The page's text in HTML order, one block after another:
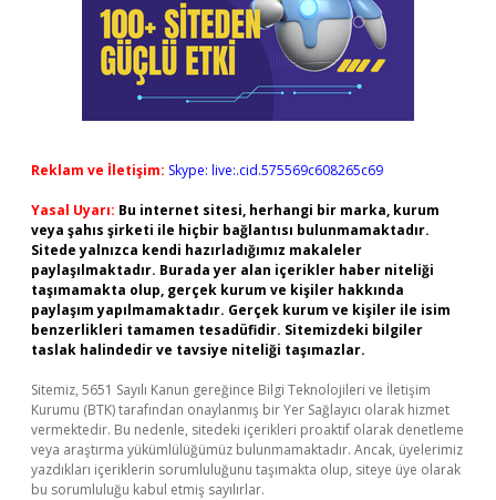
Reklam ve İletişim: Skype: live:.cid.575569c608265c69
Yasal Uyarı: Bu internet sitesi, herhangi bir marka, kurum
veya şahıs şirketi ile hiçbir bağlantısı bulunmamaktadır.
Sitede yalnızca kendi hazırladığımız makaleler
paylaşılmaktadır. Burada yer alan içerikler haber niteliği
taşımamakta olup, gerçek kurum ve kişiler hakkında
paylaşım yapılmamaktadır. Gerçek kurum ve kişiler ile isim
benzerlikleri tamamen tesadüfidir. Sitemizdeki bilgiler
taslak halindedir ve tavsiye niteliği taşımazlar.
Sitemiz, 5651 Sayılı Kanun gereğince Bilgi Teknolojileri ve İletişim
Kurumu (BTK) tarafından onaylanmış bir Yer Sağlayıcı olarak hizmet
vermektedir. Bu nedenle, sitedeki içerikleri proaktif olarak denetleme
veya araştırma yükümlülüğümüz bulunmamaktadır. Ancak, üyelerimiz
yazdıkları içeriklerin sorumluluğunu taşımakta olup, siteye üye olarak
bu sorumluluğu kabul etmiş sayılırlar.